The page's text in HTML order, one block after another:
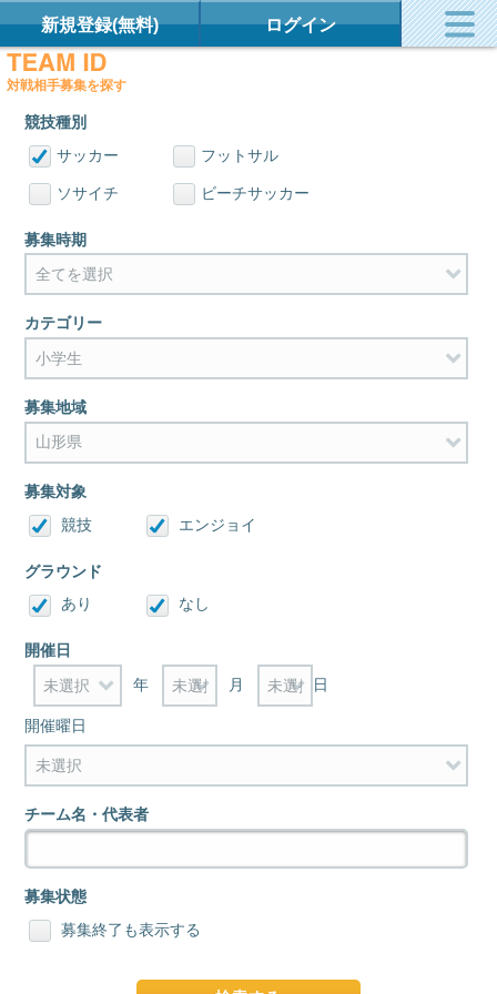
新規登録(無料) ログイン
対戦相手募集を探す
競技種別
サッカー
フットサル
ソサイチ ビーチサッカー
募集時期
カテゴリー
募集地域
募集対象
競技
エンジョイ
グラウンド
あり
なし
開催日
年
月 日
開催曜日
チーム名・代表者
募集状態
募集終了も表示する